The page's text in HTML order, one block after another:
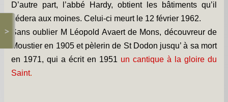
>
D’autre part, l’abbé Hardy, obtient les bâtiments qu’il
cédera aux moines. Celui-ci meurt le 12 février 1962.
Sans oublier M Léopold Avaert de Mons, découvreur de
Moustier en 1905 et pèlerin de St Dodon jusqu’ à sa mort
en 1971, qui a écrit en 1951 un cantique à la gloire du
Saint.